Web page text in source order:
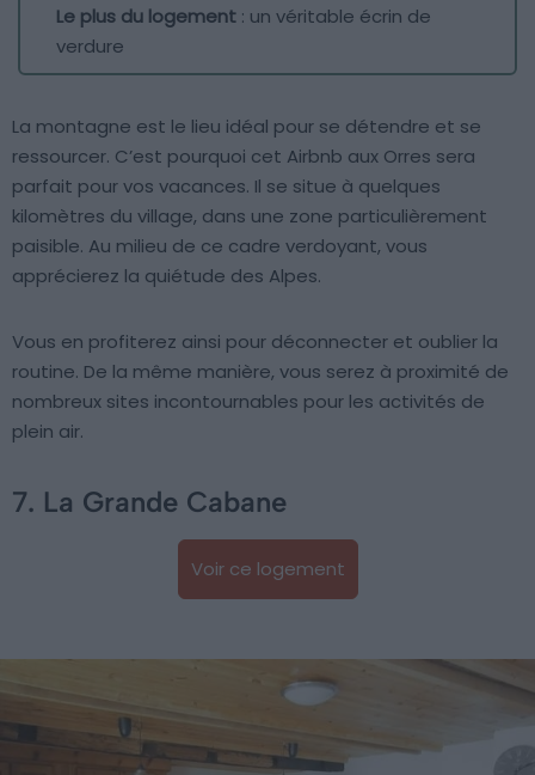
Le plus du logement : un véritable écrin de
verdure
La montagne est le lieu idéal pour se détendre et se
ressourcer. C’est pourquoi cet Airbnb aux Orres sera
parfait pour vos vacances. Il se situe à quelques
kilomètres du village, dans une zone particulièrement
paisible. Au milieu de ce cadre verdoyant, vous
apprécierez la quiétude des Alpes.
Vous en profiterez ainsi pour déconnecter et oublier la
routine. De la même manière, vous serez à proximité de
nombreux sites incontournables pour les activités de
plein air.
7. La Grande Cabane
Voir ce logement